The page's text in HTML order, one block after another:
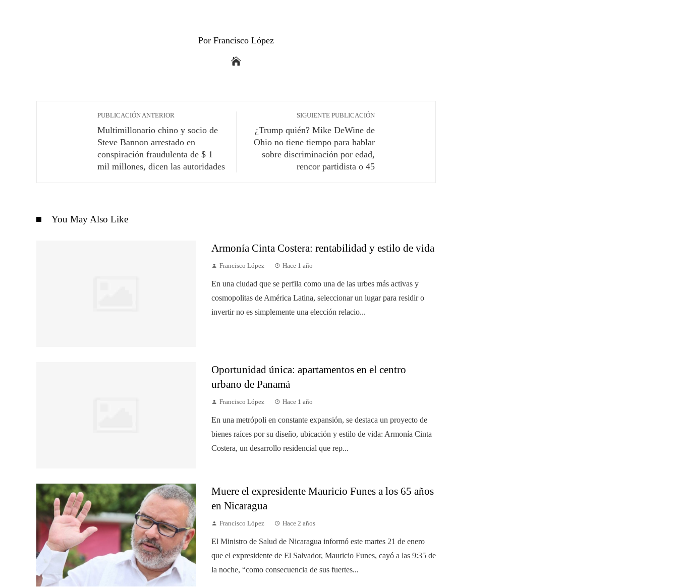
Por Francisco López
PUBLICACIÓN ANTERIOR
Multimillonario chino y socio de
Steve Bannon arrestado en
conspiración fraudulenta de $ 1
mil millones, dicen las autoridades
SIGUIENTE PUBLICACIÓN
¿Trump quién? Mike DeWine de
Ohio no tiene tiempo para hablar
sobre discriminación por edad,
rencor partidista o 45
You May Also Like
Armonía Cinta Costera: rentabilidad y estilo de vida
Francisco López Hace 1 año
En una ciudad que se perfila como una de las urbes más activas y
cosmopolitas de América Latina, seleccionar un lugar para residir o
invertir no es simplemente una elección relacio...
Oportunidad única: apartamentos en el centro
urbano de Panamá
Francisco López Hace 1 año
En una metrópoli en constante expansión, se destaca un proyecto de
bienes raíces por su diseño, ubicación y estilo de vida: Armonía Cinta
Costera, un desarrollo residencial que rep...
Muere el expresidente Mauricio Funes a los 65 años
en Nicaragua
Francisco López Hace 2 años
El Ministro de Salud de Nicaragua informó este martes 21 de enero
que el expresidente de El Salvador, Mauricio Funes, cayó a las 9:35 de
la noche, “como consecuencia de sus fuertes...